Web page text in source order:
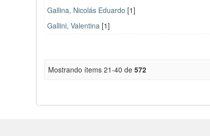
Gallina, Nicolás Eduardo [1]
Gallini, Valentina [1]
Mostrando ítems 21-40 de 572